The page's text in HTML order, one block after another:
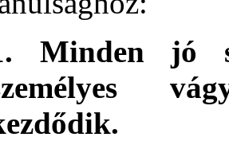
Minden jó